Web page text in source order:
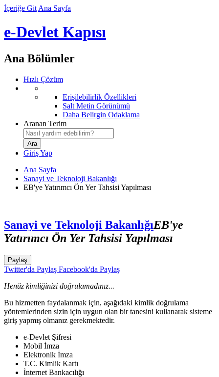
İçeriğe Git Ana Sayfa
e-Devlet Kapısı
Ana Bölümler
Hızlı Çözüm
Erişilebilirlik Özellikleri
Salt Metin Görünümü
Daha Belirgin Odaklama
Aranan Terim
Giriş Yap
Ana Sayfa
Sanayi ve Teknoloji Bakanlığı
EB'ye Yatırımcı Ön Yer Tahsisi Yapılması
Sanayi ve Teknoloji BakanlığıEB'ye
Yatırımcı Ön Yer Tahsisi Yapılması
Paylaş
Twitter'da Paylaş Facebook'da Paylaş
Henüz kimliğinizi doğrulamadınız...
Bu hizmetten faydalanmak için, aşağıdaki kimlik doğrulama
yöntemlerinden sizin için uygun olan bir tanesini kullanarak sisteme
giriş yapmış olmanız gerekmektedir.
e-Devlet Şifresi
Mobil İmza
Elektronik İmza
T.C. Kimlik Kartı
İnternet Bankacılığı